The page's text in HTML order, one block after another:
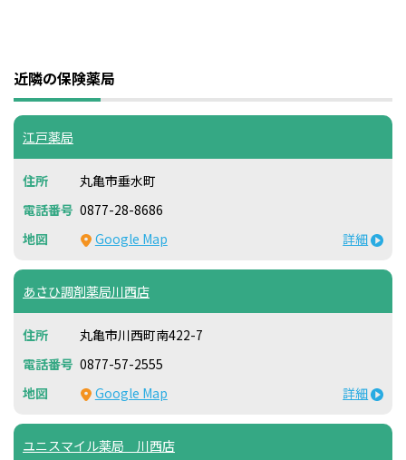
近隣の保険薬局
江戸薬局
丸亀市垂水町
0877-28-8686
Google Map
詳細
あさひ調剤薬局川西店
丸亀市川西町南422-7
0877-57-2555
Google Map
詳細
ユニスマイル薬局 川西店